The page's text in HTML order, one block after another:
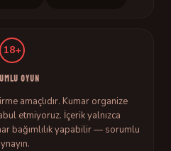
18+
OYUN
amaçlıdır. Kumar organize
etmiyoruz. İçerik yalnızca
bağımlılık yapabilir — sorumlu